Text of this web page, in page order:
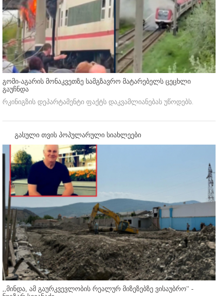
გომი-აგარის მონაკვეთზე სამგზავრო მატარებელს ცეცხლი
გაუჩნდა
რკინიგზის დეპარტამენტი ფაქტს დაკვამლიანებას უწოდებს.
გასული თვის პოპულარული სიახლეები
,,მინდა, ამ გაურკვევლობის რეალურ მიზეზებზე ვისაუბრო'' -